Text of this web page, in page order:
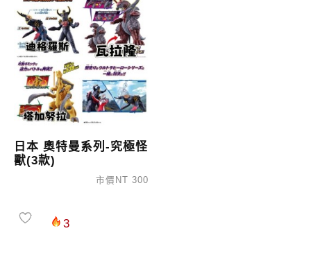
日本 奧特曼系列-究極怪
獸(3款)
市價NT 300
3